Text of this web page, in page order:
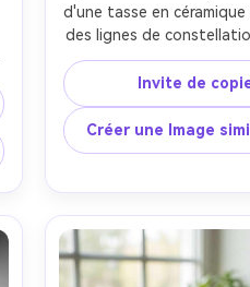
d'une tasse en céramique
des lignes de
feuille d'or métallique
"Gémeaux" en petites
design minimal de
charbon de bois sombre
dégradé subtil, lumière
photographie de
gamme, scintillation et
feuille réalistes, détails
Invite de
Créer une Image